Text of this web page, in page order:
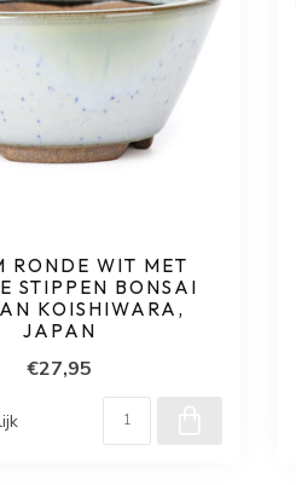
RONDE WIT MET
STIPPEN BONSAI
KOISHIWARA,
JAPAN
€27,95